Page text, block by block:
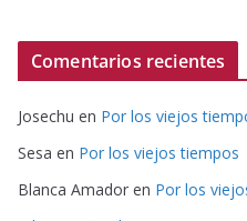
Comentarios recientes
Josechu en Por los viejos
Sesa en Por los viejos tiempos
Blanca Amador en Por los